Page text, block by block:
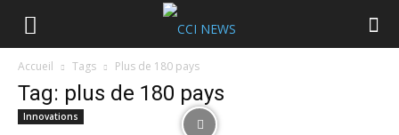
Accueil Tags Plus de 180 pays
Tag: plus de 180 pays
Innovations